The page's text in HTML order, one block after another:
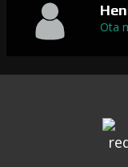
Ota